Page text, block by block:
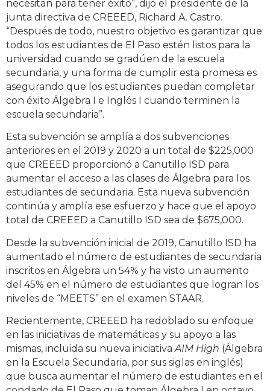
necesitan para tener éxito”, dijo el presidente de la
junta directiva de CREEED, Richard A. Castro.
“Después de todo, nuestro objetivo es garantizar que
todos los estudiantes de El Paso estén listos para la
universidad cuando se gradúen de la escuela
secundaria, y una forma de cumplir esta promesa es
asegurando que los estudiantes puedan completar
con éxito Álgebra I e Inglés I cuando terminen la
escuela secundaria”.
Esta subvención se amplía a dos subvenciones
anteriores en el 2019 y 2020 a un total de $225,000
que CREEED proporcionó a Canutillo ISD para
aumentar el acceso a las clases de Álgebra para los
estudiantes de secundaria. Esta nueva subvención
continúa y amplía ese esfuerzo y hace que el apoyo
total de CREEED a Canutillo ISD sea de $675,000.
Desde la subvención inicial de 2019, Canutillo ISD ha
aumentado el número de estudiantes de secundaria
inscritos en Álgebra un 54% y ha visto un aumento
del 45% en el número de estudiantes que logran los
niveles de “MEETS” en el examen STAAR.
Recientemente, CREEED ha redoblado su enfoque
en las iniciativas de matemáticas y su apoyo a las
mismas, incluida su nueva iniciativaAIM High (Álgebra
en la Escuela Secundaria, por sus siglas en inglés)
que busca aumentar el número de estudiantes en el